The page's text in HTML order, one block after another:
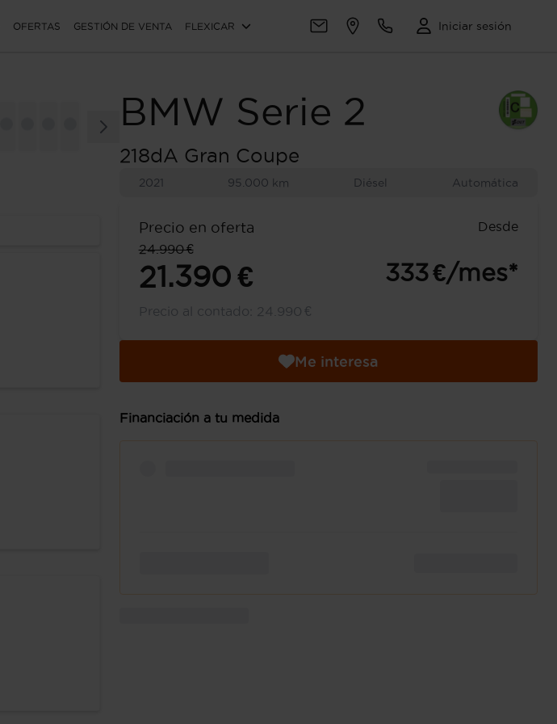
OFERTAS GESTIÓN DE VENTA FLEXICAR Iniciar sesión
BMW Serie 2
218dA Gran Coupe
2021 95.000 km Diésel Automática
Precio en oferta
Desde
24.990 €
21.390 € 333 €/mes*
Precio al contado: 24.990 €
Me interesa
Financiación a tu medida